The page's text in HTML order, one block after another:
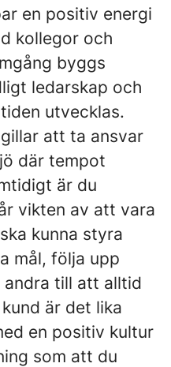
en positiv energi
kollegor och
byggs
ledarskap och
utvecklas.
att ta ansvar
där tempot
är du
vikten av att vara
kunna styra
mål, följa upp
till att alltid
är det lika
en positiv kultur
som att du